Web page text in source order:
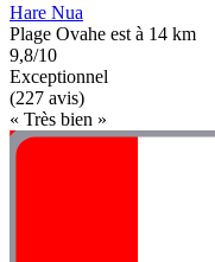
Hare Nua
Plage Ovahe est à 14 km
9,8/10
Exceptionnel
(227 avis)
« Très bien »